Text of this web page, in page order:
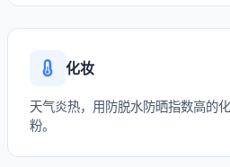
化妆
天气炎热，用防脱水防晒指数高的
粉。